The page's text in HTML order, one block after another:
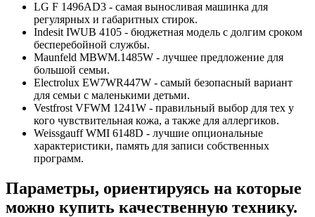
LG F 1496AD3 - самая выносливая машинка для
регулярных и габаритных стирок.
Indesit IWUB 4105 - бюджетная модель с долгим сроком
бесперебойной службы.
Maunfeld MBWM.1485W - лучшее предложение для
большой семьи.
Electrolux EW7WR447W - самый безопасный вариант
для семьи с маленькими детьми.
Vestfrost VFWM 1241W - правильный выбор для тех у
кого чувствительная кожа, а также для аллергиков.
Weissgauff WMI 6148D - лучшие опциональные
характеристики, память для записи собственных
программ.
Параметры, ориентируясь на которые
можно купить качественную технику.